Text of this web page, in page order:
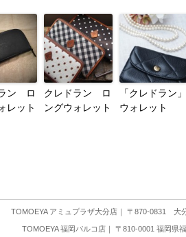
ン ロ
レット
クレドラン ロ
ングウォレット
「クレドラン」
ウォレット
TOMOEYA アミュプラザ大分店 ｜ 〒870-0831 大
TOMOEYA 福岡パルコ店｜ 〒810-0001 福岡県